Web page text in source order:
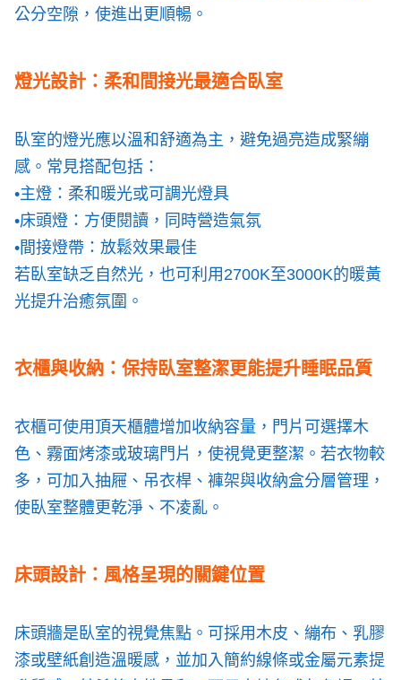
公分空隙，使進出更順暢。
燈光設計：柔和間接光最適合臥室
臥室的燈光應以溫和舒適為主，避免過亮造成緊繃
感。常見搭配包括：
•主燈：柔和暖光或可調光燈具
•床頭燈：方便閱讀，同時營造氣氛
•間接燈帶：放鬆效果最佳
若臥室缺乏自然光，也可利用2700K至3000K的暖黃
光提升治癒氛圍。
衣櫃與收納：保持臥室整潔更能提升睡眠品質
衣櫃可使用頂天櫃體增加收納容量，門片可選擇木
色、霧面烤漆或玻璃門片，使視覺更整潔。若衣物較
多，可加入抽屜、吊衣桿、褲架與收納盒分層管理，
使臥室整體更乾淨、不凌亂。
床頭設計：風格呈現的關鍵位置
床頭牆是臥室的視覺焦點。可採用木皮、繃布、乳膠
漆或壁紙創造溫暖感，並加入簡約線條或金屬元素提